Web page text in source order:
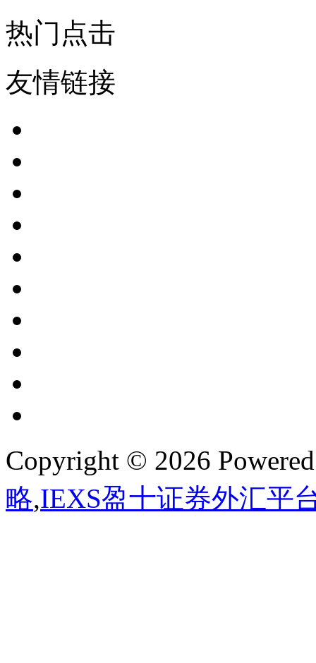
热门点击
友情链接
Copyright © 2026
略,IEXS盈十证券外汇平